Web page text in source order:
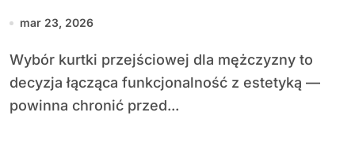
mar 23, 2026
Wybór kurtki przejściowej dla mężczyzny to
decyzja łącząca funkcjonalność z estetyką —
powinna chronić przed...